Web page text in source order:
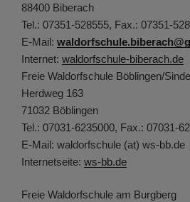
88400 Biberach
Tel.: 07351-528555, Fax.: 07351-
E-Mail:
Internet: waldorfschule-biberach.de
Freie Waldorfschule Böblingen/
Herdweg 163
71032 Böblingen
Tel.: 07031-6235000, Fax.: 07031-
E-Mail: waldorfschule (at) ws-bb.de
Internetseite: ws-bb.de
Freie Waldorfschule am Burgberg